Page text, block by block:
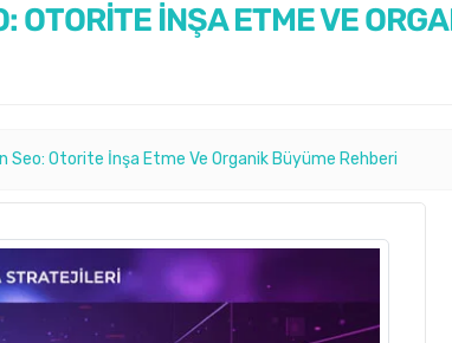
OTORİTE İNŞA ETME VE
Seo: Otorite İnşa Etme Ve Organik Büyüme Rehberi